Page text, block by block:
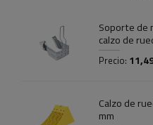
Soporte de
calzo de
Precio:
Calzo de
mm